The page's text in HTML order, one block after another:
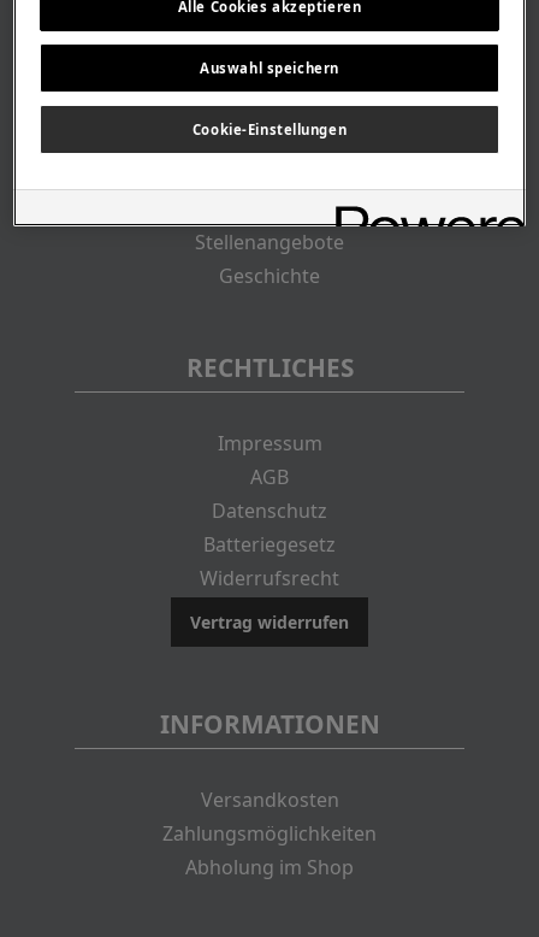
ÜBER UNS
Unser Geschäft
Geschäftszeiten
Stellenangebote
Geschichte
RECHTLICHES
Impressum
AGB
Datenschutz
Batteriegesetz
Widerrufsrecht
Vertrag widerrufen
INFORMATIONEN
Versandkosten
Zahlungsmöglichkeiten
Abholung im Shop
Alle Cookies akzeptieren
Auswahl speichern
Cookie-Einstellungen